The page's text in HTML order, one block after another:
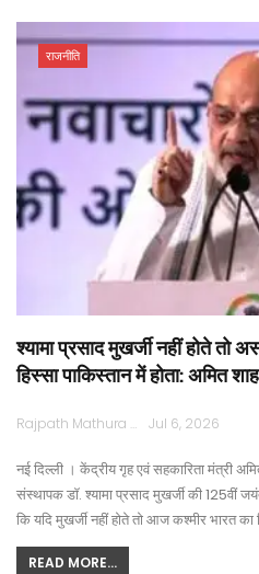
राजनीति
श्यामा प्रसाद मुखर्जी नहीं होते तो
हिस्सा पाकिस्तान में होता: अमित शाह
Rajpath Mathura Jul 6, 2026
नई दिल्ली । केंद्रीय गृह एवं सहकारिता मंत्री
संस्थापक डॉ. श्यामा प्रसाद मुखर्जी की 125वीं
कि यदि मुखर्जी नहीं होते तो आज कश्मीर भारत का
READ MORE...